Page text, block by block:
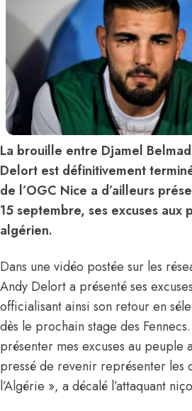
La brouille entre Djamel
Delort est définitivement
de l’OGC Nice a d’ailleurs
15 septembre, ses excuses aux
algérien.
Dans une vidéo postée sur les
Andy Delort a présenté ses
officialisant ainsi son retour en
dès le prochain stage des
présenter mes excuses au peuple
pressé de revenir représenter les
l’Algérie », a décalé l’attaquant